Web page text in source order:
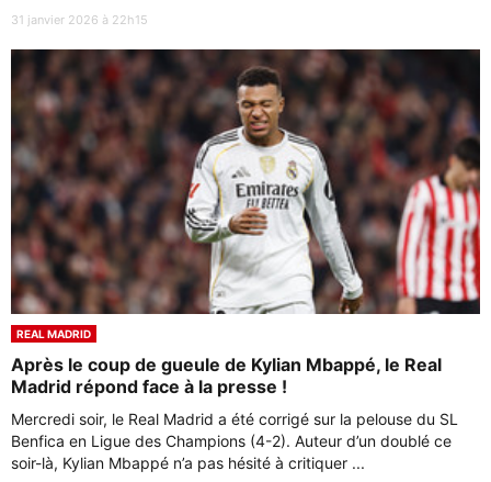
31 janvier 2026 à 22h15
REAL MADRID
Après le coup de gueule de Kylian Mbappé, le Real
Madrid répond face à la presse !
Mercredi soir, le Real Madrid a été corrigé sur la pelouse du SL
Benfica en Ligue des Champions (4-2). Auteur d’un doublé ce
soir-là, Kylian Mbappé n’a pas hésité à critiquer ...